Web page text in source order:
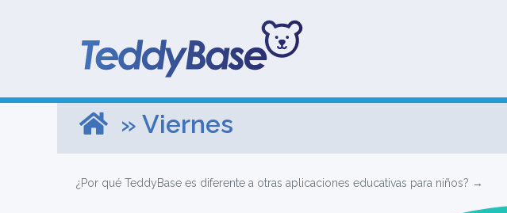
» Viernes
¿Por qué TeddyBase es diferente a otras aplicaciones educativas para niños? →